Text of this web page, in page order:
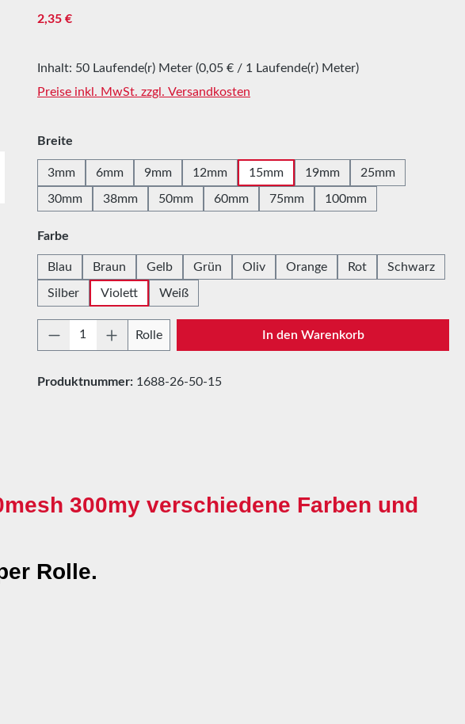
Regulärer Preis:
2,35 €
Inhalt: 50 Laufende(r) Meter (0,05 € / 1 Laufende(r) Meter)
Preise inkl. MwSt. zzgl. Versandkosten
Breite
3mm 6mm 9mm 12mm 15mm 19mm 25mm
30mm 38mm 50mm 60mm 75mm 100mm
Farbe
Blau Braun Gelb Grün Oliv Orange Rot Schwarz
Silber Violett Weiß
Produkt Anzahl: Gib den gewünschten Wert ein
Rolle In den Warenkorb
Produktnummer: 1688-26-50-15
300my verschiedene Farben und
Rolle.